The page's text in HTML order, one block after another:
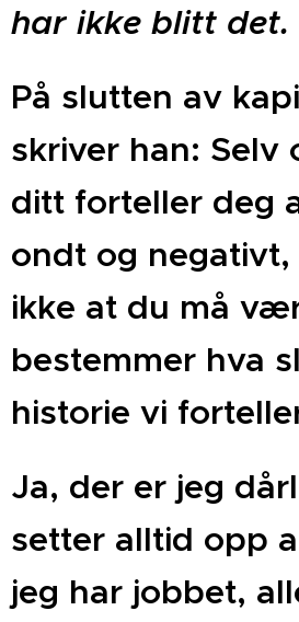
har ikke blitt det.
På slutten av
skriver han: Selv
ditt forteller deg
ondt og
ikke at du må
bestemmer hva
historie vi
Ja, der er jeg
setter alltid opp
jeg har jobbet,